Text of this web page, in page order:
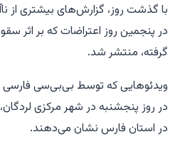
با گذشت روز، گزارش‌های بیشتری از
در پنجمین روز اعتراضات که بر اثر
گرفته، منتشر شد.
ویدئوهایی که توسط بی‌بی‌سی فارسی
در روز پنجشنبه در شهر مرکزی
در استان فارس نشان می‌دهند.